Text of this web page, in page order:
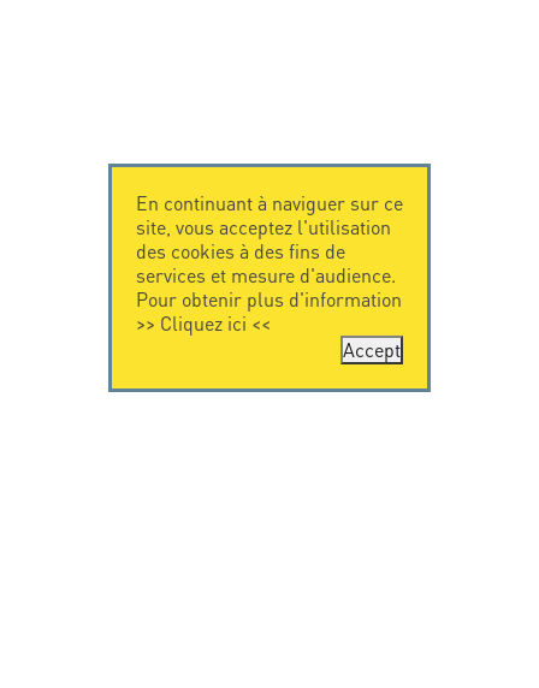
En continuant à naviguer sur ce
site, vous acceptez l'utilisation
des cookies à des fins de
services et mesure d'audience.
Pour obtenir plus d'information
>> Cliquez ici <<
Accept